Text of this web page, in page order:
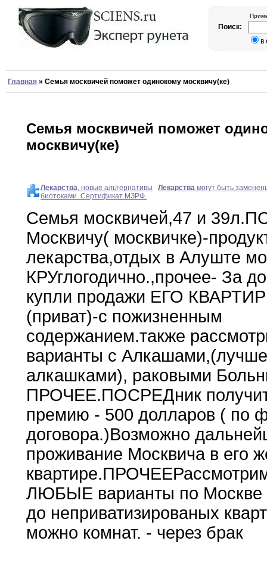
Поиск:
в
Главная » Семья москвичей поможет одинокому москвичу(ке)
Семья москвичей поможет
москвичу(ке)
Лекарства, новые альтернативы Лекарства могут быть
биотоками. Сертификат МЗРФ.
Семья москвичей,47 и 39л.
Москвичу( москвичке)-
лекарства,отдых в Алуште
КРУглогодично.,прочее- За
купли продажи ЕГО
(приват)-с пожизненным
содержанием.также
варианты с Алкашами,(лучше
алкашками), раковыми
ПРОЧЕЕ.ПОСРЕДник
премию - 500 долларов ( по
договора.)Возможно
проживание Москвича в его
квартире.ПРОЧЕЕ
ЛЮБЫЕ варианты по Москве
до неприватизированых
можно комнат. - через брак